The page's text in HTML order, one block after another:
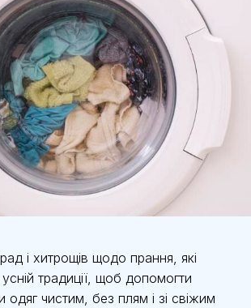
і хитрощів щодо прання, які
традиції, щоб допомогти
одяг чистим, без плям і зі свіжим